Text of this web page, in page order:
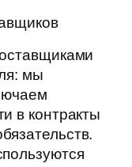
мы
в контракты